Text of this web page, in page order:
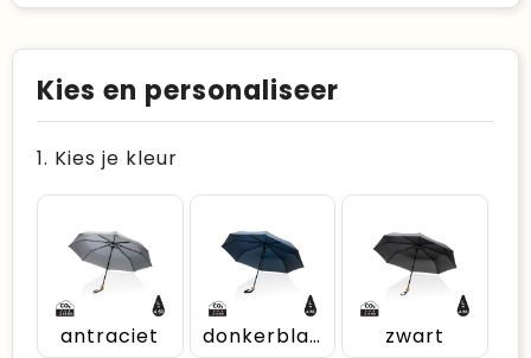
Kies en personaliseer
1. Kies je kleur
antraciet donkerblauw zwart